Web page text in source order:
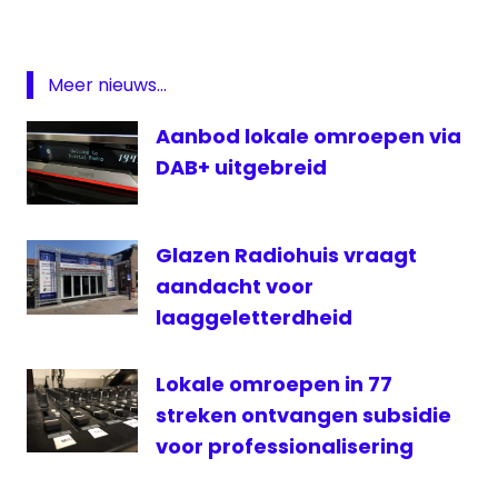
MNM
Omroep
Flevoland
VRT
WOS
Meer nieuws...
Aanbod lokale omroepen via
DAB+ uitgebreid
Glazen Radiohuis vraagt
aandacht voor
laaggeletterdheid
Lokale omroepen in 77
streken ontvangen subsidie
voor professionalisering